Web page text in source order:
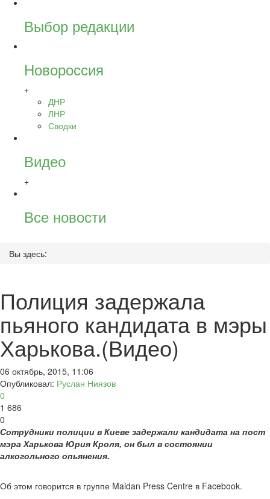
Выбор редакции
Новороссия
+
ДНР
ЛНР
Сводки
Видео
+
Все новости
Вы здесь:
Полиция задержала
пьяного кандидата в мэры
Харькова.(Видео)
06 октябрь, 2015, 11:06
Опубликовал: Руслан Ниязов
0
1 686
0
Сотрудники полиции в Киеве задержали кандидата на пост
мэра Харькова Юрия Кроля, он был в состоянии
алкогольного опьянения.
Об этом говорится в группе Maidan Press Centre в Facebook.